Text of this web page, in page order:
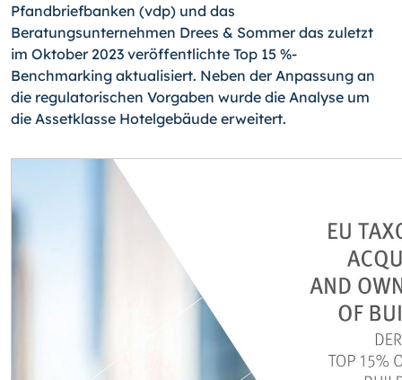
Pfandbriefbanken (vdp) und das
Beratungsunternehmen Drees & Sommer das zuletzt
im Oktober 2023 veröffentlichte Top 15 %-
Benchmarking aktualisiert. Neben der Anpassung an
die regulatorischen Vorgaben wurde die Analyse um
die Assetklasse Hotelgebäude erweitert.